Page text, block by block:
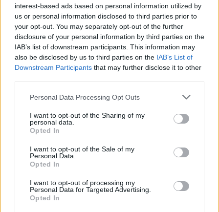
interest-based ads based on personal information utilized by
us or personal information disclosed to third parties prior to
your opt-out. You may separately opt-out of the further
disclosure of your personal information by third parties on the
IAB’s list of downstream participants. This information may
also be disclosed by us to third parties on the IAB’s List of
Downstream Participants that may further disclose it to other
Personal Data Processing Opt Outs
I want to opt-out of the Sharing of my
personal data.
Opted In
I want to opt-out of the Sale of my
Personal Data.
Opted In
I want to opt-out of processing my
Personal Data for Targeted Advertising.
Opted In
2026 m. rugpjūčio 7 d. 16:33
Lrytas.lt
„TikTok“ kūrėja Sydney Towle išgarsėjo,
kai susirgo tulžies latakų vėžiu, ir
socialiniuose tinkluose ėmė dalintis savo
kovos prieš sunkią ligą detalėmis. Deja,
dabar merginos šeima praneša, kad ji
mirė, sulaukusi vos 26-erių metų.